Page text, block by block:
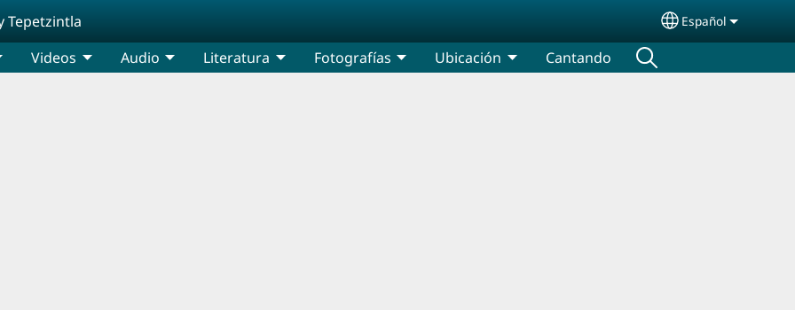
Tepetzintla Select your
Español
Videos Audio Literatura Fotografías Ubicación Cantando